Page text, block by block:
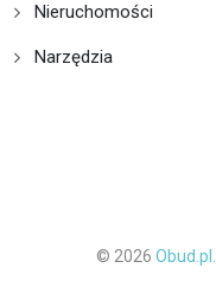
Nieruchomości
Narzędzia
© 2026 Obud.pl.